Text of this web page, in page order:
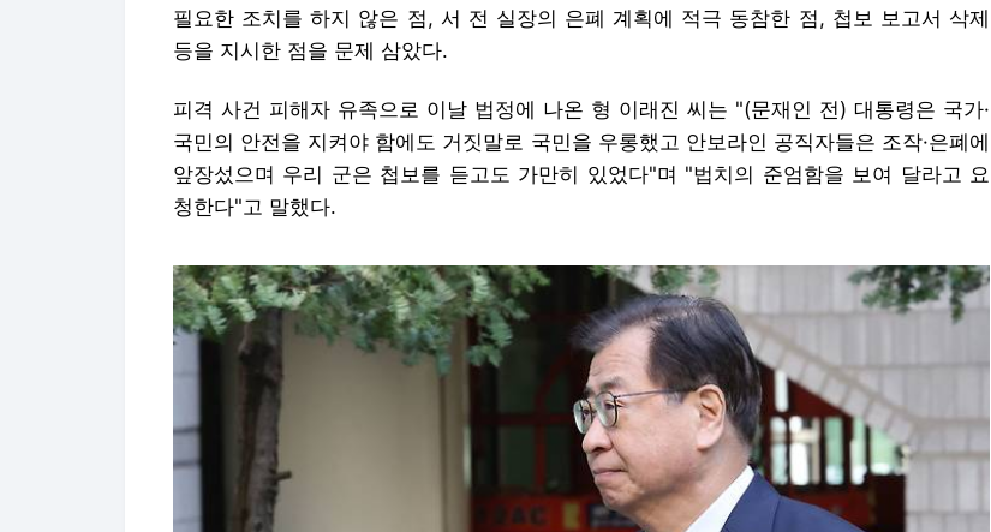
필요한 조치를 하지 않은 점, 서 전 실장의 은폐 계획에 적극 동참한 점, 첩보 보고서 삭제
등을 지시한 점을 문제 삼았다.
피격 사건 피해자 유족으로 이날 법정에 나온 형 이래진 씨는 "(문재인 전) 대통령은 국가·
국민의 안전을 지켜야 함에도 거짓말로 국민을 우롱했고 안보라인 공직자들은 조작·은폐에
앞장섰으며 우리 군은 첩보를 듣고도 가만히 있었다"며 "법치의 준엄함을 보여 달라고 요
청한다"고 말했다.